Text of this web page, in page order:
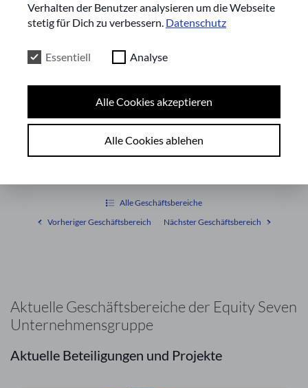
Derzeit haben wir keine Jobs für unsere Firma BK Bluewater
Retail GmbH ausgeschrieben.
Wir freuen uns aber überdeine Initiativbewerbung
Alle Geschäftsbereiche
Vorheriger Geschäftsbereich
Nächster Geschäftsbereich
Aktuelle Geschäftsbereiche der Equity Seven
Unternehmensgruppe
Aktuelle Beteiligungen und Projekte
Verhalten der Benutzer analysieren um die Webseite
stetig für Dich zu verbessern. Datenschutz
Essentiell Analyse
Alle Cookies akzeptieren
Alle Cookies ablehen